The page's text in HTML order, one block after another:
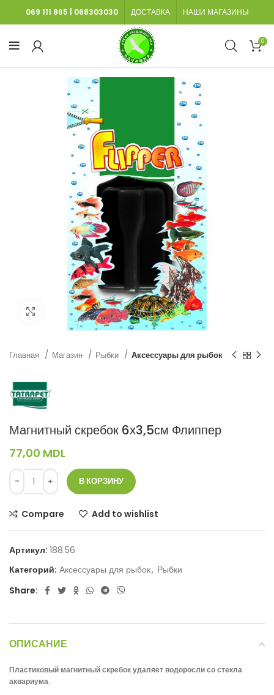
069 111 865 068303030 ДОСТАВКА НАШИ МАГАЗИНЫ
0
Нажмите, чтобы увеличить
Главная Магазин Рыбки Аксессуары для рыбок
Магнитный скребок 6х3,5см Флиппер
77,00 MDL
В КОРЗИНУ
Compare Add to wishlist
Артикул: 188.56
Категорий: Аксессуары для рыбок, Рыбки
Share:
ОПИСАНИЕ
Пластиковый магнитный скребок удаляет водоросли со стекла
аквариума.